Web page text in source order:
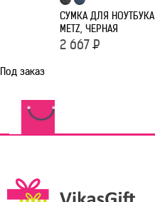
СУМКА ДЛЯ НОУТБУКА
METZ, ЧЕРНАЯ
2 667 Р
Под заказ